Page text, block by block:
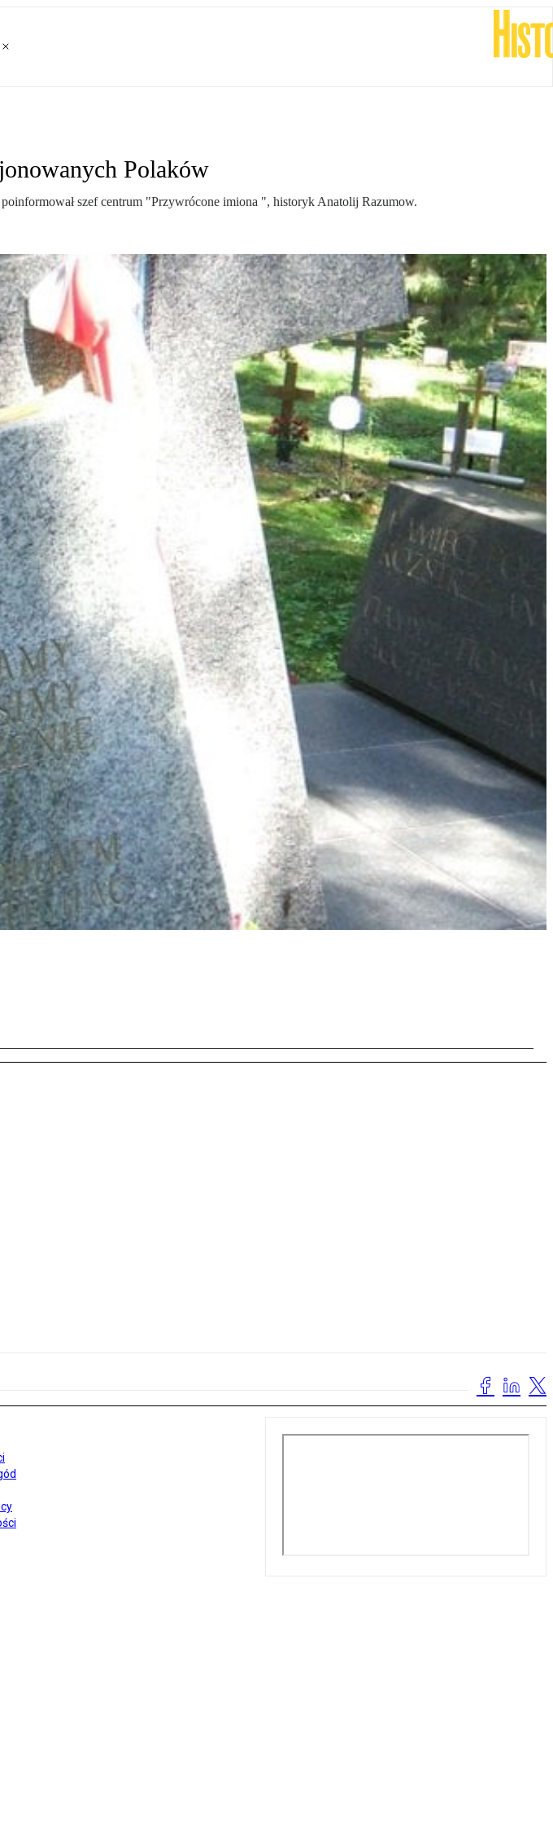
Polaków
szef centrum "Przywrócone imiona ", historyk Anatolij Razumow.